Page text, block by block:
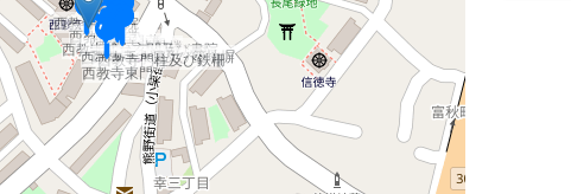
西教寺大門及び築地塀
西教寺手水屋
西教寺東門
西教寺門柱及び鉄柵
西教寺北門
西教寺経蔵
西教寺太鼓楼
西教寺本堂
西教寺式台玄関及び書院
西教寺上書院